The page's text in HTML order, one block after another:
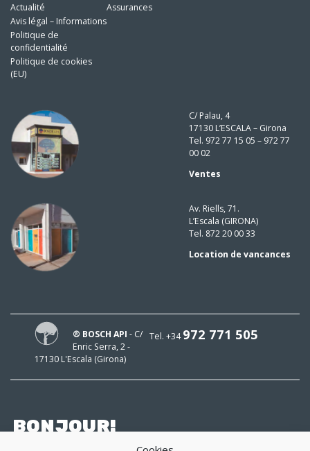
Actualité
Avis légal – Informations
Politique de
confidentialité
Politique de cookies
(EU)
Assurances
C/ Palau, 4
17130 L’ESCALA – Girona
Tel. 972 77 15 05 – 972 77
00 02
Ventes
Av. Riells, 71.
L’Escala (GIRONA)
Tel. 872 20 00 33
Location de vancances
Tel. +34972 771 505
® BOSCH API - C/
Enric Serra, 2 -
17130 L'Escala (Girona)
BONJOUR!